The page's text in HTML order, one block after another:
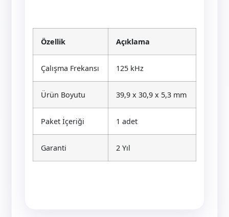
Özellik Açıklama
Çalışma Frekansı 125 kHz
Ürün Boyutu 39,9 x 30,9 x 5,3 mm
Paket İçeriği 1 adet
Garanti 2 Yıl